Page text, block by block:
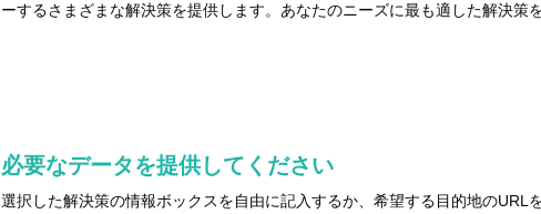
ーするさまざまな解決策を提供します。あなたのニーズに最も適した解決策
必要なデータを提供してください
選択した解決策の情報ボックスを自由に記入するか、希望する目的地のURL